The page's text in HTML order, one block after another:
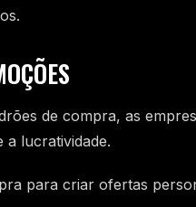
de compra, as
a lucratividade.
para criar ofertas